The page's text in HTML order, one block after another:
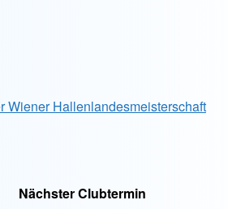
Wiener Hallenlandesmeisterschaft
Nächster Clubtermin